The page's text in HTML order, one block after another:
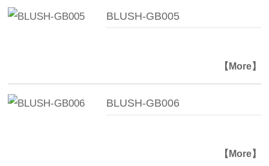
BLUSH-GB005
【More】
BLUSH-GB006
【More】